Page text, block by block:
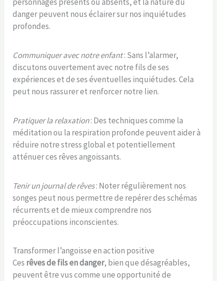
danger peuvent nous éclairer sur nos inquiétudes
profondes.
Communiquer avec notre enfant: Sans l’alarmer,
discutons ouvertement avec notre fils de ses
expériences et de ses éventuelles inquiétudes. Cela
peut nous rassurer et renforcer notre lien.
Pratiquer la relaxation: Des techniques comme la
méditation ou la respiration profonde peuvent aider à
réduire notre stress global et potentiellement
atténuer ces rêves angoissants.
Tenir un journal de rêves: Noter régulièrement nos
songes peut nous permettre de repérer des schémas
récurrents et de mieux comprendre nos
préoccupations inconscientes.
Transformer l’angoisse en action positive
Ces rêves de fils en danger, bien que désagréables,
peuvent être vus comme une opportunité de